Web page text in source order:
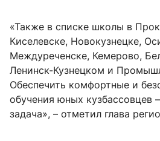
«Также в списке школы в
Киселевске, Новокузнецке,
Междуреченске, Кемерово,
Ленинск-Кузнецком и
Обеспечить комфортные и
обучения юных кузбассовцев
задача», – отметил глава